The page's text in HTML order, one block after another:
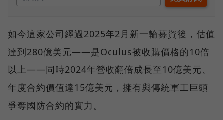
如今這家公司經過2025年2月新一輪募資後，估值
達到280億美元——是Oculus被收購價格的10倍
以上——同時2024年營收翻倍成長至10億美元、
年度合約價值達15億美元，擁有與傳統軍工巨頭
爭奪國防合約的實力。